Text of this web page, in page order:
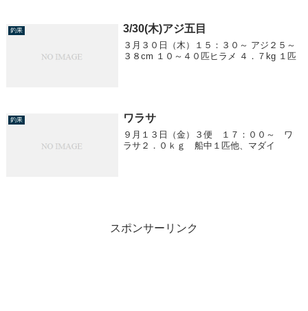
釣果 3/30(木)アジ五目
３月３０日（木）１５：３０～ アジ２５～
３８cm １０～４０匹ヒラメ ４．７kg １匹
釣果 ワラサ
９月１３日（金）３便 １７：００～ ワ
ラサ２．０ｋｇ 船中１匹他、マダイ
スポンサーリンク